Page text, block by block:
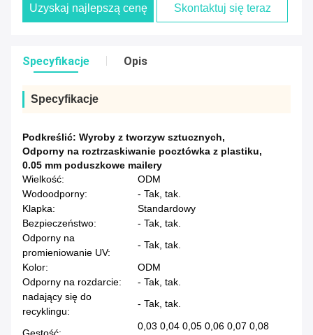
Uzyskaj najlepszą cenę Skontaktuj się teraz
Specyfikacje Opis
Specyfikacje
Podkreślić: Wyroby z tworzyw sztucznych,
Odporny na roztrzaskiwanie pocztówka z plastiku,
0.05 mm poduszkowe mailery
Wielkość:
ODM
Wodoodporny:
- Tak, tak.
Klapka:
Standardowy
Bezpieczeństwo:
- Tak, tak.
Odporny na
promieniowanie UV:
- Tak, tak.
Kolor:
ODM
Odporny na rozdarcie:
- Tak, tak.
nadający się do
recyklingu:
- Tak, tak.
0,03 0,04 0,05 0,06 0,07 0,08